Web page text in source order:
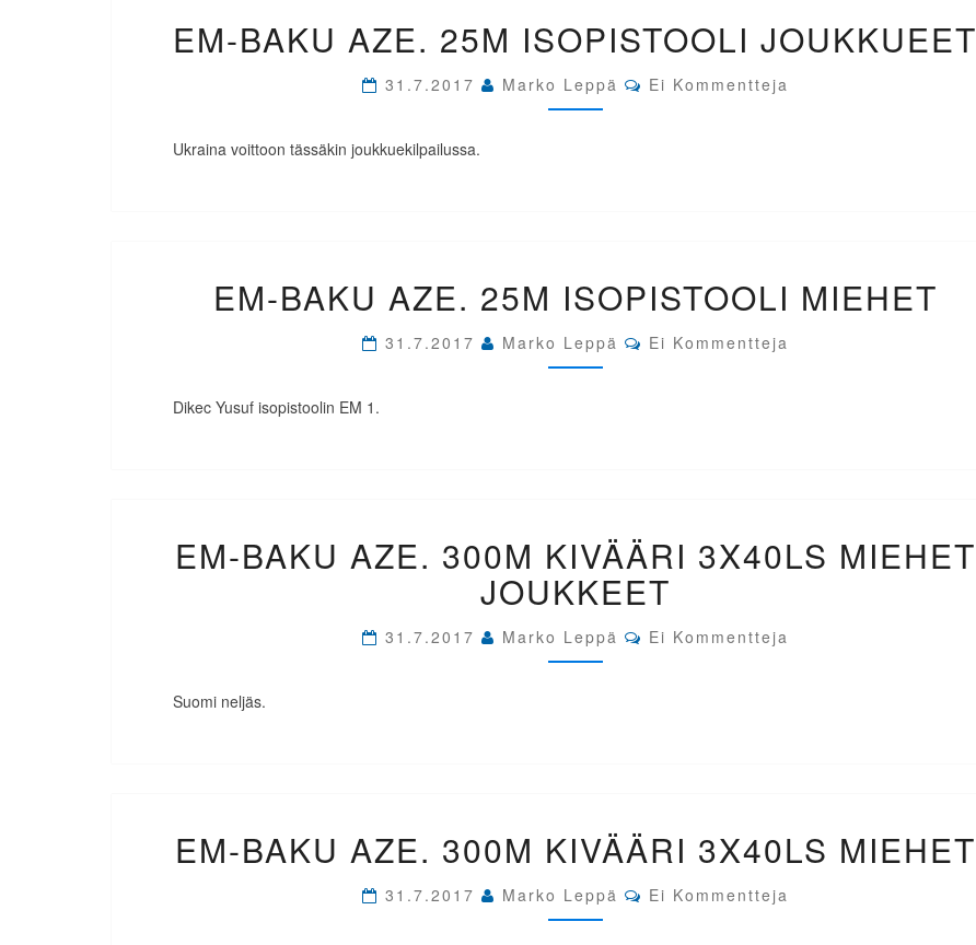
BAKU
AZE.
ISOPISTOOLI
JOUKKUEET
EM-BAKU AZE. 25M ISOPISTOOLI JOUKKUEET
31.7.2017 Marko Leppä Comments
Ei Kommentteja
Ukraina voittoon tässäkin joukkuekilpailussa.
BAKU
AZE.
ISOPISTOOLI
MIEHET
EM-BAKU AZE. 25M ISOPISTOOLI MIEHET
31.7.2017 Marko Leppä Comments
Ei Kommentteja
Dikec Yusuf isopistoolin EM 1.
BAKU
AZE.
300M
KIVÄÄRI
3X40LS
MIEHET
EM-BAKU AZE. 300M KIVÄÄRI 3X40LS MIEHET
JOUKKEET
31.7.2017 Marko Leppä Comments
Ei Kommentteja
Suomi neljäs.
BAKU
AZE.
KIVÄÄRI
3X40LS
EM-BAKU AZE. 300M KIVÄÄRI 3X40LS MIEHET
31.7.2017 Marko Leppä Comments
Ei Kommentteja